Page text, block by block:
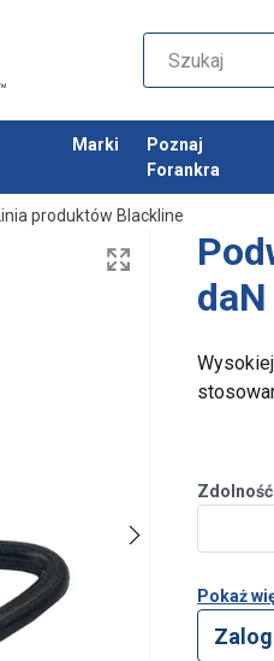
Marki
Poznaj
Forankra
Linia produktów Blackline
daN
Pokaż